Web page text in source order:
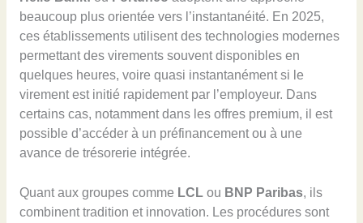
beaucoup plus orientée vers l’instantanéité. En 2025,
ces établissements utilisent des technologies modernes
permettant des virements souvent disponibles en
quelques heures, voire quasi instantanément si le
virement est initié rapidement par l’employeur. Dans
certains cas, notamment dans les offres premium, il est
possible d’accéder à un préfinancement ou à une
avance de trésorerie intégrée.
Quant aux groupes comme LCLou BNP Paribas, ils
combinent tradition et innovation. Les procédures sont